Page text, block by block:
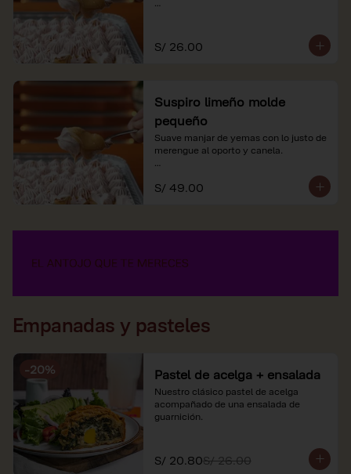
S/ 26.00
Suspiro limeño molde
pequeño
Suave manjar de yemas con lo justo de
merengue al oporto y canela.
*Nuestros precios están expresados en
soles e incluyen impuestos de ley y
S/ 49.00
Empanadas y pasteles
-20% Pastel de acelga + ensalada
Nuestro clásico pastel de acelga
acompañado de una ensalada de
guarnición.
S/ 20.80S/ 26.00